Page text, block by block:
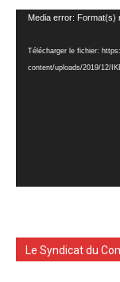
Lecteur
Media error: Format(s)
Télécharger le fichier:
content/uploads/2019/12/
Le Syndicat du